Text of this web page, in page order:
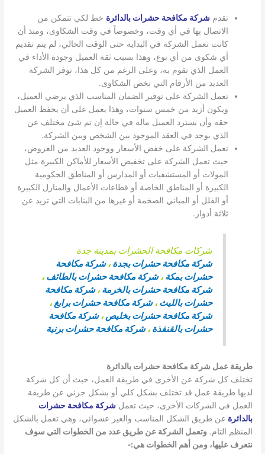
تقدمشركة مكافحة حشرات بالدائرة خط لكي تتمكن من
الاتصال بها في أي وقت، وخصوصاً في وقت الشكاوى، ومنذ أن
كانت تعمل الشركة في البداية حتى الوقت الحالي، لم يتم تقديم
أي شكوى من أي نوع، وهذا بسبب ثقة العميل وجودة الأداء في
العمل الذي تقوم به، وعلى الرغم من كل هذا، توفر الشركة
العديد من الأرقام التي تخص الشكاوى.
تعمل الشركة على توفير الضمان المناسب الذي يرضي العميل،
ويكون أزيد من خمس سنوات، وهذا يعمل على أن يحفظ العميل
حقه وأن يسترد العميل ماله في حالة إن تم شئ مختلف عن
الذي يوجد في العقد الموجود بين الشخص وبين الشركة.
تعمل الشركة على خفض الأسعار ووجود العديد من العروض،
حيث تعمل الشركة على تخفيض الأسعار للأماكن الكبيرة مثل
المولات أو المستشفيات أو المدارس أو المناطق الحكومية
الكبيرة أو المناطق الخاصة أو قطاعات الأعمال والمنازل الكبيرة
أو الفلل أو المباني الضخمة أو غيرها من البنايات التي تزيد عن
ثلاثة أدوار.
شركات مكافحة الحشرات بمدينة جدة
شركة مكافحة حشرات بجدة،شركة مكافحة
حشرات بمكة،شركة مكافحة حشرات بالطائف،
شركة مكافحة حشرات بالخرمة،شركة مكافحة
حشرات بالليث،شركة مكافحة حشرات برابغ،
شركة مكافحة حشرات بخليص،شركة مكافحة
حشرات بالقنفذة،شركة مكافحة حشرات برنية
طريقة عمل شركة مكافحة حشرات بالدائرة
تختلف كل شركة عن الأخرى في طريقة العمل، حيث أن كل شركة
لديها طريقة عمل قد تختلف بشكل كلي أو بشكل جزئي عن طريقة
العمل في الشركات الأخرى، حيث تعملشركة مكافحة حشرات
بالدائرة عن طريق الشكل المناسب والغير عشوائي، وهي تعمل بالشكل
المنظم التام.وتعمل الشركة عن طريق عدد من الخطوات التي سوف
نتعرف عليها، ومن أهم الخطوات هي:-